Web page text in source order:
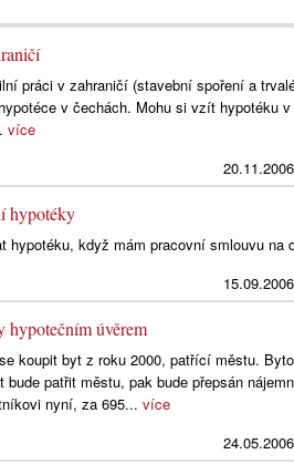
práci v zahraničí (stavební spoření a
v čechách. Mohu si vzít hypotéku
více
20.11.2006
hypotéky
hypotéku, když mám pracovní smlouvu na
15.09.2006
hypotečním úvěrem
koupit byt z roku 2000, patřící městu.
bude patřit městu, pak bude přepsán
nyní, za 695... více
24.05.2006